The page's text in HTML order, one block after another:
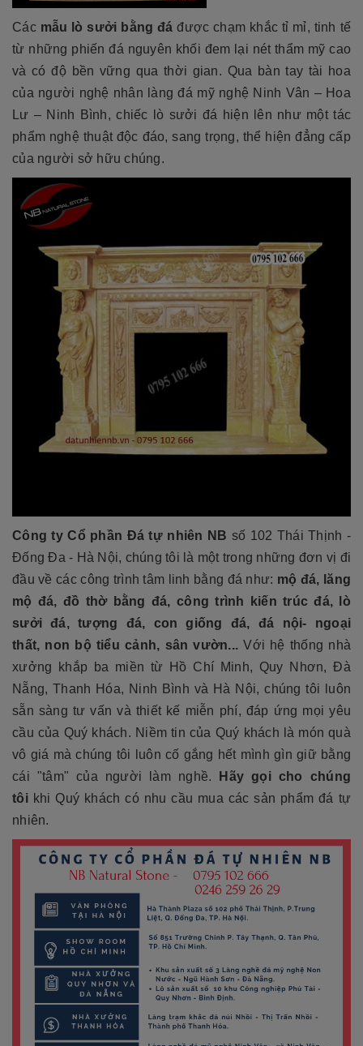
Các mẫu lò sưởi bằng đá được chạm khắc tỉ mỉ, tinh tế
từ những phiến đá nguyên khối đem lại nét thẩm mỹ cao
và có độ bền vững qua thời gian. Qua bàn tay tài hoa
của người nghệ nhân làng đá mỹ nghệ Ninh Vân – Hoa
Lư – Ninh Bình, chiếc lò sưởi đá hiện lên như một tác
phẩm nghệ thuật độc đáo, sang trọng, thể hiện đẳng cấp
của người sở hữu chúng.
Công ty Cổ phần Đá tự nhiên NB số 102 Thái Thịnh -
Đống Đa - Hà Nội, chúng tôi là một trong những đơn vị đi
đầu về các công trình tâm linh bằng đá như: mộ đá, lăng
mộ đá, đồ thờ bằng đá, công trình kiến trúc đá, lò
sưởi đá, tượng đá, con giống đá, đá nội- ngoại
thất, non bộ tiểu cảnh, sân vườn...Với hệ thống nhà
xưởng khắp ba miền từ Hồ Chí Minh, Quy Nhơn, Đà
Nẵng, Thanh Hóa, Ninh Bình và Hà Nội, chúng tôi luôn
sẵn sàng tư vấn và thiết kế miễn phí, đáp ứng mọi yêu
cầu của Quý khách. Niềm tin của Quý khách là món quà
vô giá mà chúng tôi luôn cố gắng hết mình gìn giữ bằng
cái "tâm" của người làm nghề.
Hãy gọi cho chúng
tôikhi Quý khách có nhu cầu mua các sản phẩm đá tự
nhiên.